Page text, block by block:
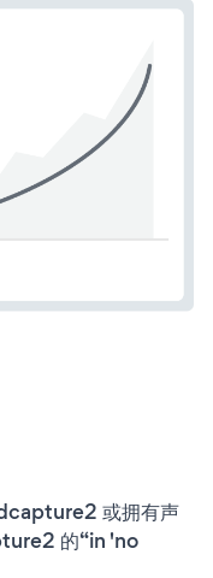
或拥有声
的“in 'no